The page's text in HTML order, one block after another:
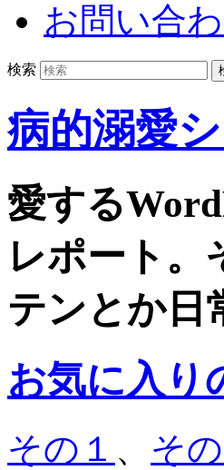
お問い合
検索
病的溺愛
愛する
レポート。
テンとか日
お気に入り
その１ 、 そ